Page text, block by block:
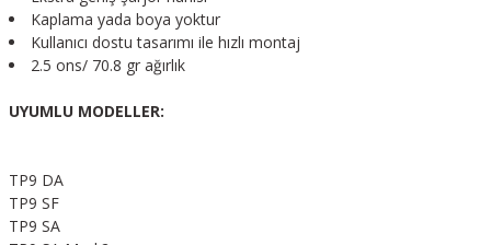
Kaplama yada boya yoktur
Kullanıcı dostu tasarımı ile hızlı montaj
2.5 ons/ 70.8 gr ağırlık
UYUMLU MODELLER:
TP9 DA
TP9 SF
TP9 SA